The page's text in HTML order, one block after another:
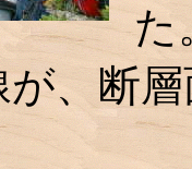
た
、断